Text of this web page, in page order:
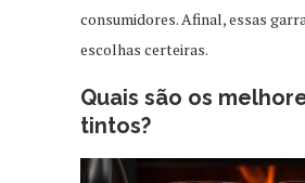
consumidores. Afinal, essas
escolhas certeiras.
Quais são os
tintos?